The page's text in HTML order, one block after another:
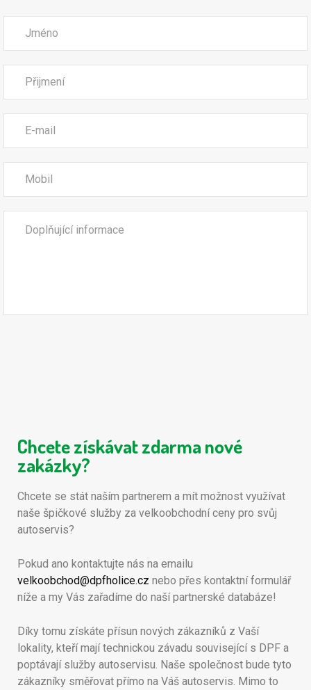
Chcete získávat zdarma nové
zakázky?
Chcete se stát naším partnerem a mít možnost využívat
naše špičkové služby za velkoobchodní ceny pro svůj
autoservis?
Pokud ano kontaktujte nás na emailu
velkoobchod@dpfholice.cz nebo přes kontaktní formulář
níže a my Vás zařadíme do naší partnerské databáze!
Díky tomu získáte přísun nových zákazníků z Vaší
lokality, kteří mají technickou závadu související s DPF a
poptávají služby autoservisu. Naše společnost bude tyto
zákazníky směřovat přímo na Váš autoservis. Mimo to